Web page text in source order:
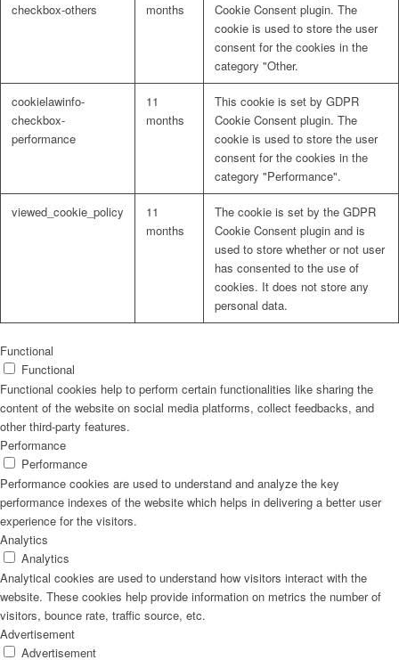
checkbox-others
months
Cookie Consent plugin. The
cookie is used to store the user
consent for the cookies in the
category "Other.
cookielawinfo-
checkbox-
performance
11
months
This cookie is set by GDPR
Cookie Consent plugin. The
cookie is used to store the user
consent for the cookies in the
category "Performance".
viewed_cookie_policy
11
months
The cookie is set by the GDPR
Cookie Consent plugin and is
used to store whether or not user
has consented to the use of
cookies. It does not store any
personal data.
Functional
Functional
Functional cookies help to perform certain functionalities like sharing the
content of the website on social media platforms, collect feedbacks, and
other third-party features.
Performance
Performance
Performance cookies are used to understand and analyze the key
performance indexes of the website which helps in delivering a better user
experience for the visitors.
Analytics
Analytics
Analytical cookies are used to understand how visitors interact with the
website. These cookies help provide information on metrics the number of
visitors, bounce rate, traffic source, etc.
Advertisement
Advertisement